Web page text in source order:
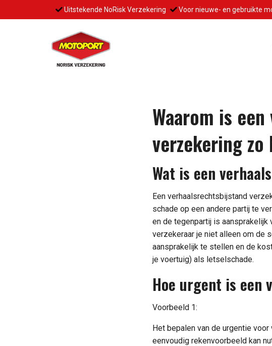
Uitstekende NoRisk Verzekering Voor nieuwe- en gebruikte
Waarom is
verzekering
Wat is een
Een verhaalsrechtsbijstand
schade op een andere partij te
en de tegenpartij is aansprakelijk
verzekeraar je niet alleen om de
aansprakelijk te stellen en de
je voertuig) als letselschade.
Hoe urgent is een
Voorbeeld 1:
Het bepalen van de urgentie
eenvoudig rekenvoorbeeld kan